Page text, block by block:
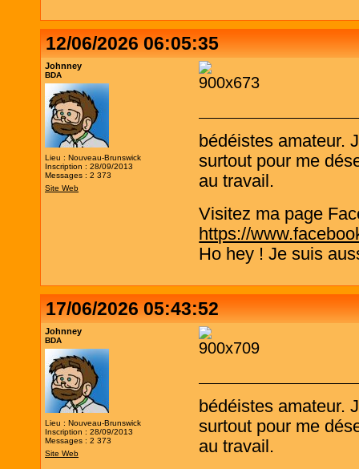
12/06/2026 06:05:35
Johnney
BDA
Lieu : Nouveau-Brunswick
Inscription : 28/09/2013
Messages : 2 373
Site Web
bédéistes amateur.
surtout pour me
au travail.
Visitez ma page
https://
Ho hey ! Je suis
17/06/2026 05:43:52
Johnney
BDA
Lieu : Nouveau-Brunswick
Inscription : 28/09/2013
Messages : 2 373
Site Web
bédéistes amateur.
surtout pour me
au travail.